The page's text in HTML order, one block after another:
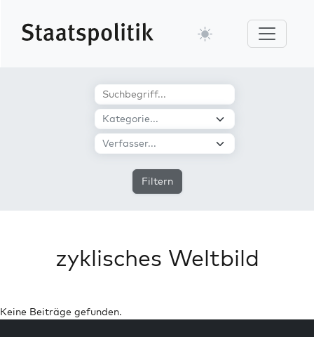
Filtern
zyklisches Weltbild
Keine Beiträge gefunden.